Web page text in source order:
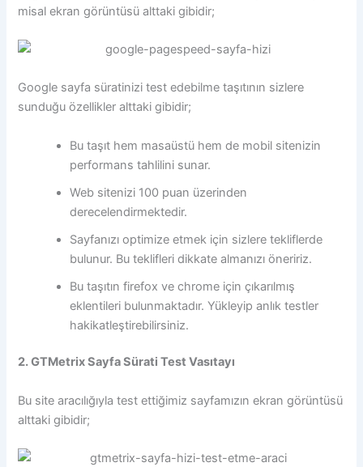
misal ekran görüntüsü alttaki gibidir;
Google sayfa süratinizi test edebilme taşıtının sizlere
sunduğu özellikler alttaki gibidir;
Bu taşıt hem masaüstü hem de mobil sitenizin
performans tahlilini sunar.
Web sitenizi 100 puan üzerinden
derecelendirmektedir.
Sayfanızı optimize etmek için sizlere tekliflerde
bulunur. Bu teklifleri dikkate almanızı öneririz.
Bu taşıtın firefox ve chrome için çıkarılmış
eklentileri bulunmaktadır. Yükleyip anlık testler
hakikatleştirebilirsiniz.
2. GTMetrix Sayfa Sürati Test Vasıtayı
Bu site aracılığıyla test ettiğimiz sayfamızın ekran görüntüsü
alttaki gibidir;